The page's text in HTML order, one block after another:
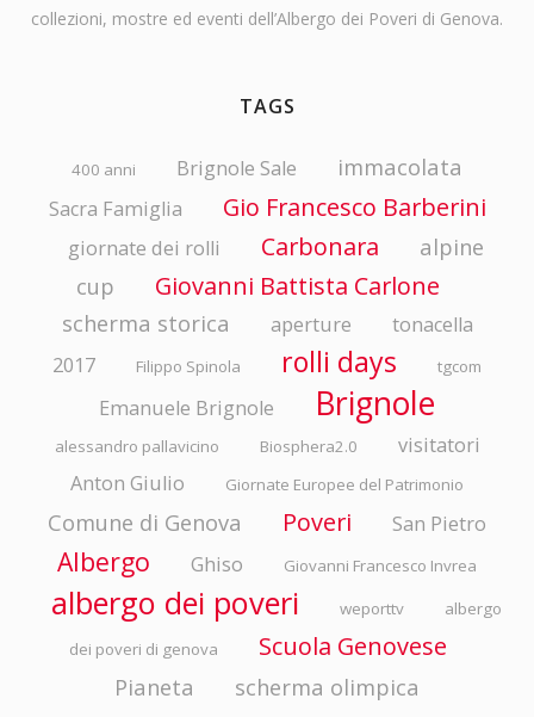
collezioni, mostre ed eventi dell’Albergo dei Poveri di Genova.
TAGS
400 anni Brignole Sale immacolata
Sacra Famiglia Gio Francesco Barberini
giornate dei rolli Carbonara
alpine
cup
Giovanni Battista Carlone
scherma storica aperture
tonacella
2017
Filippo Spinola rolli days tgcom
Emanuele Brignole Brignole
alessandro pallavicino Biosphera2.0
visitatori
Anton Giulio
Giornate Europee del Patrimonio
Comune di Genova Poveri San Pietro
Albergo Ghiso Giovanni Francesco Invrea
albergo dei poveri weporttv
albergo
dei poveri di genova
Scuola Genovese
Pianeta scherma olimpica